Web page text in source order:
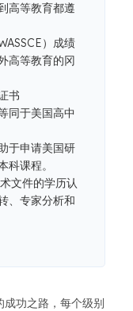
高等教育都遵
）成绩
高等教育的冈
书
同于美国高中
于申请美国研
科课程。
文件的学历认
、专家分析和
功之路，每个级别